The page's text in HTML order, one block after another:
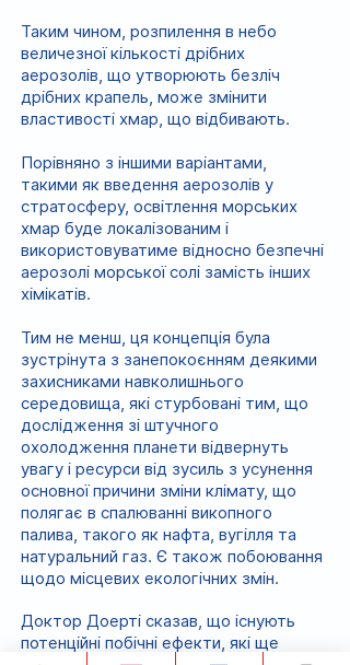
Таким чином, розпилення в небо
величезної кількості дрібних
аерозолів, що утворюють безліч
дрібних крапель, може змінити
властивості хмар, що відбивають.
Порівняно з іншими варіантами,
такими як введення аерозолів у
стратосферу, освітлення морських
хмар буде локалізованим і
використовуватиме відносно безпечні
аерозолі морської солі замість інших
хімікатів.
Тим не менш, ця концепція була
зустрінута з занепокоєнням деякими
захисниками навколишнього
середовища, які стурбовані тим, що
дослідження зі штучного
охолодження планети відвернуть
увагу і ресурси від зусиль з усунення
основної причини зміни клімату, що
полягає в спалюванні викопного
палива, такого як нафта, вугілля та
натуральний газ. Є також побоювання
щодо місцевих екологічних змін.
Доктор Доерті сказав, що існують
потенційні побічні ефекти, які ще